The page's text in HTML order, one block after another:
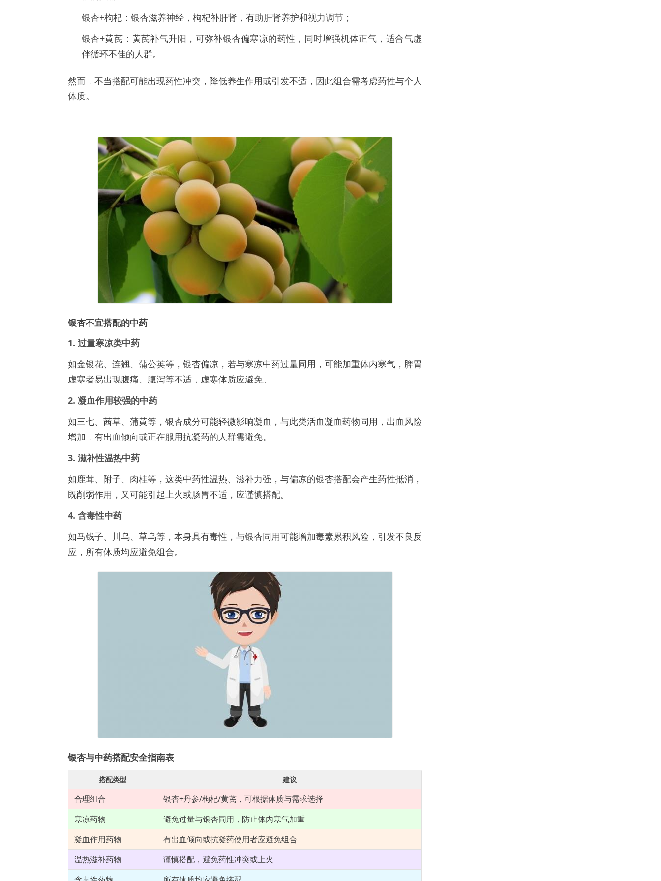
银杏+枸杞：银杏滋养神经，枸杞补肝肾，有助肝肾养护和视力调节；
银杏+黄芪：黄芪补气升阳，可弥补银杏偏寒凉的药性，同时增强机体正气，适合气虚
伴循环不佳的人群。
然而，不当搭配可能出现药性冲突，降低养生作用或引发不适，因此组合需考虑药性与个人
体质。
银杏不宜搭配的中药
1. 过量寒凉类中药
如金银花、连翘、蒲公英等，银杏偏凉，若与寒凉中药过量同用，可能加重体内寒气，脾胃
虚寒者易出现腹痛、腹泻等不适，虚寒体质应避免。
2. 凝血作用较强的中药
如三七、茜草、蒲黄等，银杏成分可能轻微影响凝血，与此类活血凝血药物同用，出血风险
增加，有出血倾向或正在服用抗凝药的人群需避免。
3. 滋补性温热中药
如鹿茸、附子、肉桂等，这类中药性温热、滋补力强，与偏凉的银杏搭配会产生药性抵消，
既削弱作用，又可能引起上火或肠胃不适，应谨慎搭配。
4. 含毒性中药
如马钱子、川乌、草乌等，本身具有毒性，与银杏同用可能增加毒素累积风险，引发不良反
应，所有体质均应避免组合。
银杏与中药搭配安全指南表
搭配类型 建议
合理组合
银杏+丹参/枸杞/黄芪，可根据体质与需求选择
寒凉药物
避免过量与银杏同用，防止体内寒气加重
凝血作用药物
有出血倾向或抗凝药使用者应避免组合
温热滋补药物
谨慎搭配，避免药性冲突或上火